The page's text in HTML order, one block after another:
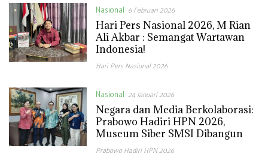
Nasional 6 Februari 2026
Hari Pers Nasional 2026, M Rian
Ali Akbar : Semangat Wartawan
Indonesia!
Hari Pers Nasional 2026
Nasional 24 Januari 2026
Negara dan Media Berkolaborasi:
Prabowo Hadiri HPN 2026,
Museum Siber SMSI Dibangun
Prabowo Hadiri HPN 2026